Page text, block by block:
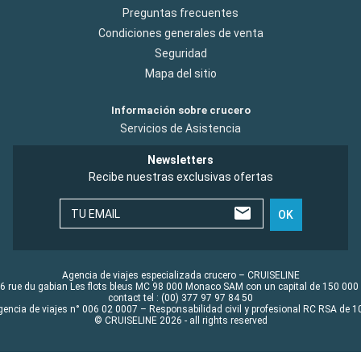
Preguntas frecuentes
Condiciones generales de venta
Seguridad
Mapa del sitio
Información sobre crucero
Servicios de Asistencia
Newsletters
Recibe nuestras exclusivas ofertas
TU EMAIL OK
Agencia de viajes especializada crucero – CRUISELINE
rue du gabian Les flots bleus MC 98 000 Monaco SAM con un capital de 150 000
contact tel : (00) 377 97 97 84 50
de viajes n° 006 02 0007 – Responsabilidad civil y profesional RC RSA de
© CRUISELINE 2026 - all rights reserved